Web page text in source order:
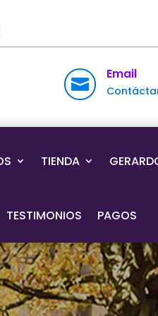

Email
TIENDA
TESTIMONIOS PAGOS